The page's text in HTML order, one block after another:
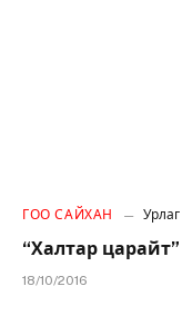
ГОО САЙХАН Урлаг
“Халтар
18/10/2016